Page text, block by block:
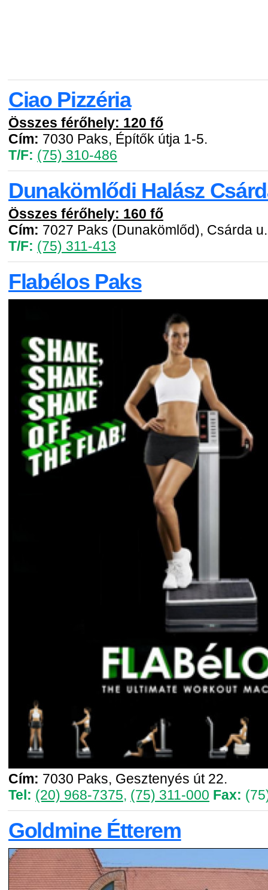
Ciao Pizzéria
Összes férőhely: 120 fő
Cím: 7030 Paks, Építők útja 1-5.
T/F: (75) 310-486
Dunakömlődi Halász
Összes férőhely: 160 fő
Cím: 7027 Paks (Dunakömlőd), Csárda
T/F: (75) 311-413
Flabélos Paks
Cím: 7030 Paks, Gesztenyés út 22.
Tel: (20) 968-7375, (75) 311-000 Fax:
Goldmine Étterem